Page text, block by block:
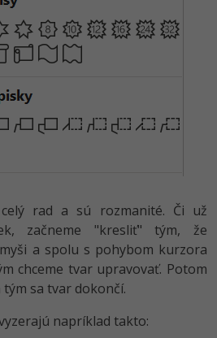
rad a sú rozmanité. Či už
začneme "kresliť" tým, že
a spolu s pohybom kurzora
chceme tvar upravovať. Potom
sa tvar dokončí.
napríklad takto: